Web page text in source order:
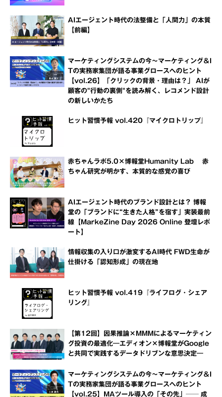
AIエージェント時代の法整備と「人間力」の本質
【前編】
マーケティングシステムの今～マーケティング＆I
Tの実務家集団が語る事業グロースへのヒント
【vol.26】「クリックの背景・理由は？」 AIが
顧客の"行動の裏側"を読み解く、レコメンド設計
の新しいかたち
ヒット習慣予報 vol.420『マイクロトリップ』
赤ちゃんラボ5.0×博報堂Humanity Lab 赤
ちゃん研究が明かす、本質的な感覚の喜び
AIエージェント時代のブランド設計とは？ 博報
堂の「ブランドに“生きた人格”を宿す」実装最前
線【MarkeZine Day 2026 Online 登壇レポ
ート】
情報収集の入り口が激変するAI時代 FWD生命が
仕掛ける「認知形成」の現在地
ヒット習慣予報 vol.419『ライフログ・シェア
リング』
【第12回】因果推論×MMMによるマーケティン
グ投資の最適化―エディオン×博報堂がGoogle
と共同で実践するデータドリブンな意思決定―
マーケティングシステムの今～マーケティング＆I
Tの実務家集団が語る事業グロースへのヒント
【vol.25】MAツール導入の「その先」── 成